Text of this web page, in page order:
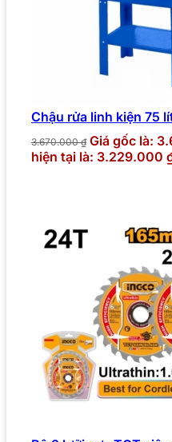
Chậu rửa linh kiện 75
3.670.000₫ Giá gốc là:
hiện tại là: 3.229.000